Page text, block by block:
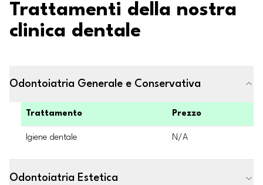
Trattamenti della nostra
clinica dentale
Odontoiatria Generale e Conservativa
Trattamento Prezzo
Igiene dentale N/A
Odontoiatria Estetica